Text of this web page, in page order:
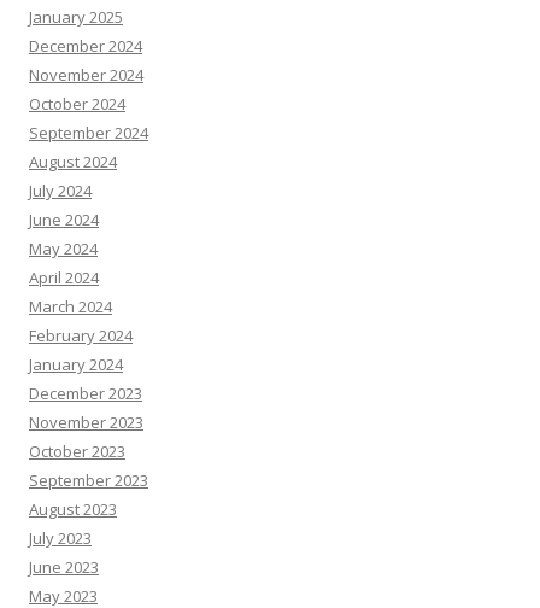
January 2025
December 2024
November 2024
October 2024
September 2024
August 2024
July 2024
June 2024
May 2024
April 2024
March 2024
February 2024
January 2024
December 2023
November 2023
October 2023
September 2023
August 2023
July 2023
June 2023
May 2023